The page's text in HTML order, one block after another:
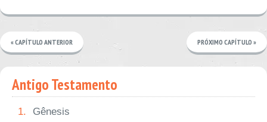
« CAPÍTULO ANTERIOR PRÓXIMO CAPÍTULO »
Antigo Testamento
1.
Gênesis